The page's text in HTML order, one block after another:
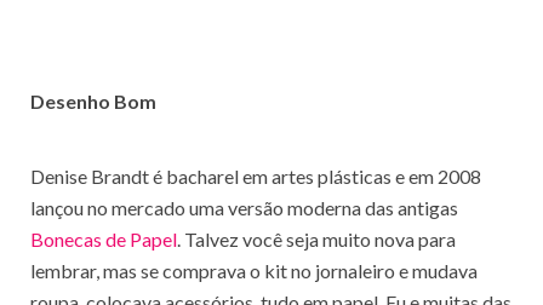
Desenho Bom
Denise Brandt é bacharel em artes plásticas e em 2008
lançou no mercado uma versão moderna das antigas
Bonecas de Papel. Talvez você seja muito nova para
lembrar, mas se comprava o kit no jornaleiro e mudava